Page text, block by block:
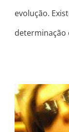
evolução.
determinação